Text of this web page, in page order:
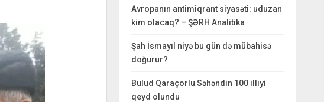
Avropanın antimiqrant siyasəti: uduzan
kim olacaq? – ŞƏRH Analitika
Şah İsmayıl niyə bu gün də mübahisə
doğurur?
Bulud Qaraçorlu Səhəndin 100 illiyi
qeyd olundu